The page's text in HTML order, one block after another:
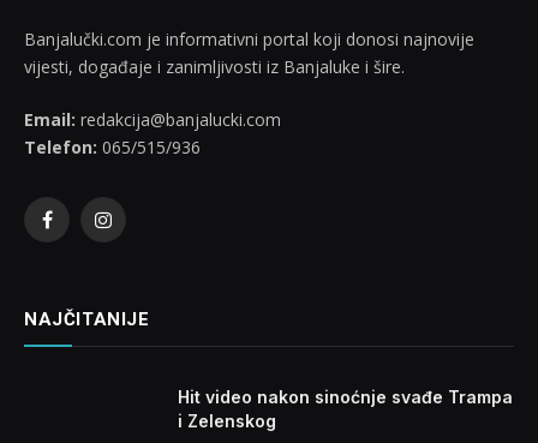
Banjalučki.com je informativni portal koji donosi najnovije
vijesti, događaje i zanimljivosti iz Banjaluke i šire.
Email: redakcija@banjalucki.com
Telefon: 065/515/936
FacebookInstagram
NAJČITANIJE
Hit video nakon sinoćnje svađe Trampa
i Zelenskog